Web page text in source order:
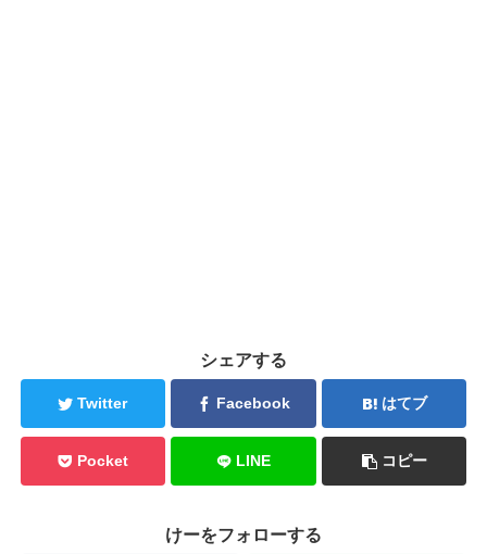
シェアする
Twitter Facebook はてブ
Pocket LINE コピー
けーをフォローする